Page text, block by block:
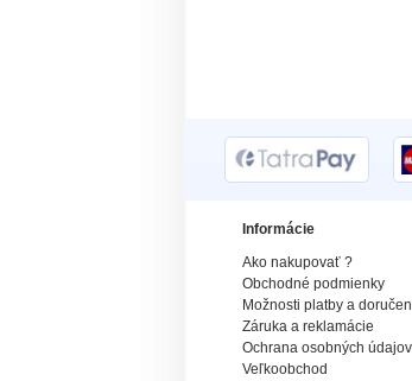
Informácie
Ako nakupovať ?
Obchodné podmienky
Možnosti platby a
Záruka a reklamácie
Ochrana osobných údajov
Veľkoobchod